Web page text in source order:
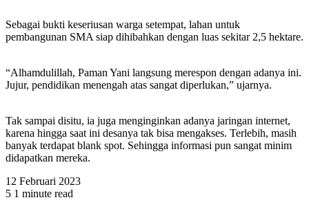
Sebagai bukti keseriusan warga setempat, lahan untuk
pembangunan SMA siap dihibahkan dengan luas sekitar 2,5 hektare.
“Alhamdulillah, Paman Yani langsung merespon dengan adanya ini.
Jujur, pendidikan menengah atas sangat diperlukan,” ujarnya.
Tak sampai disitu, ia juga menginginkan adanya jaringan internet,
karena hingga saat ini desanya tak bisa mengakses. Terlebih, masih
banyak terdapat blank spot. Sehingga informasi pun sangat minim
didapatkan mereka.
12 Februari 2023
5 1 minute read